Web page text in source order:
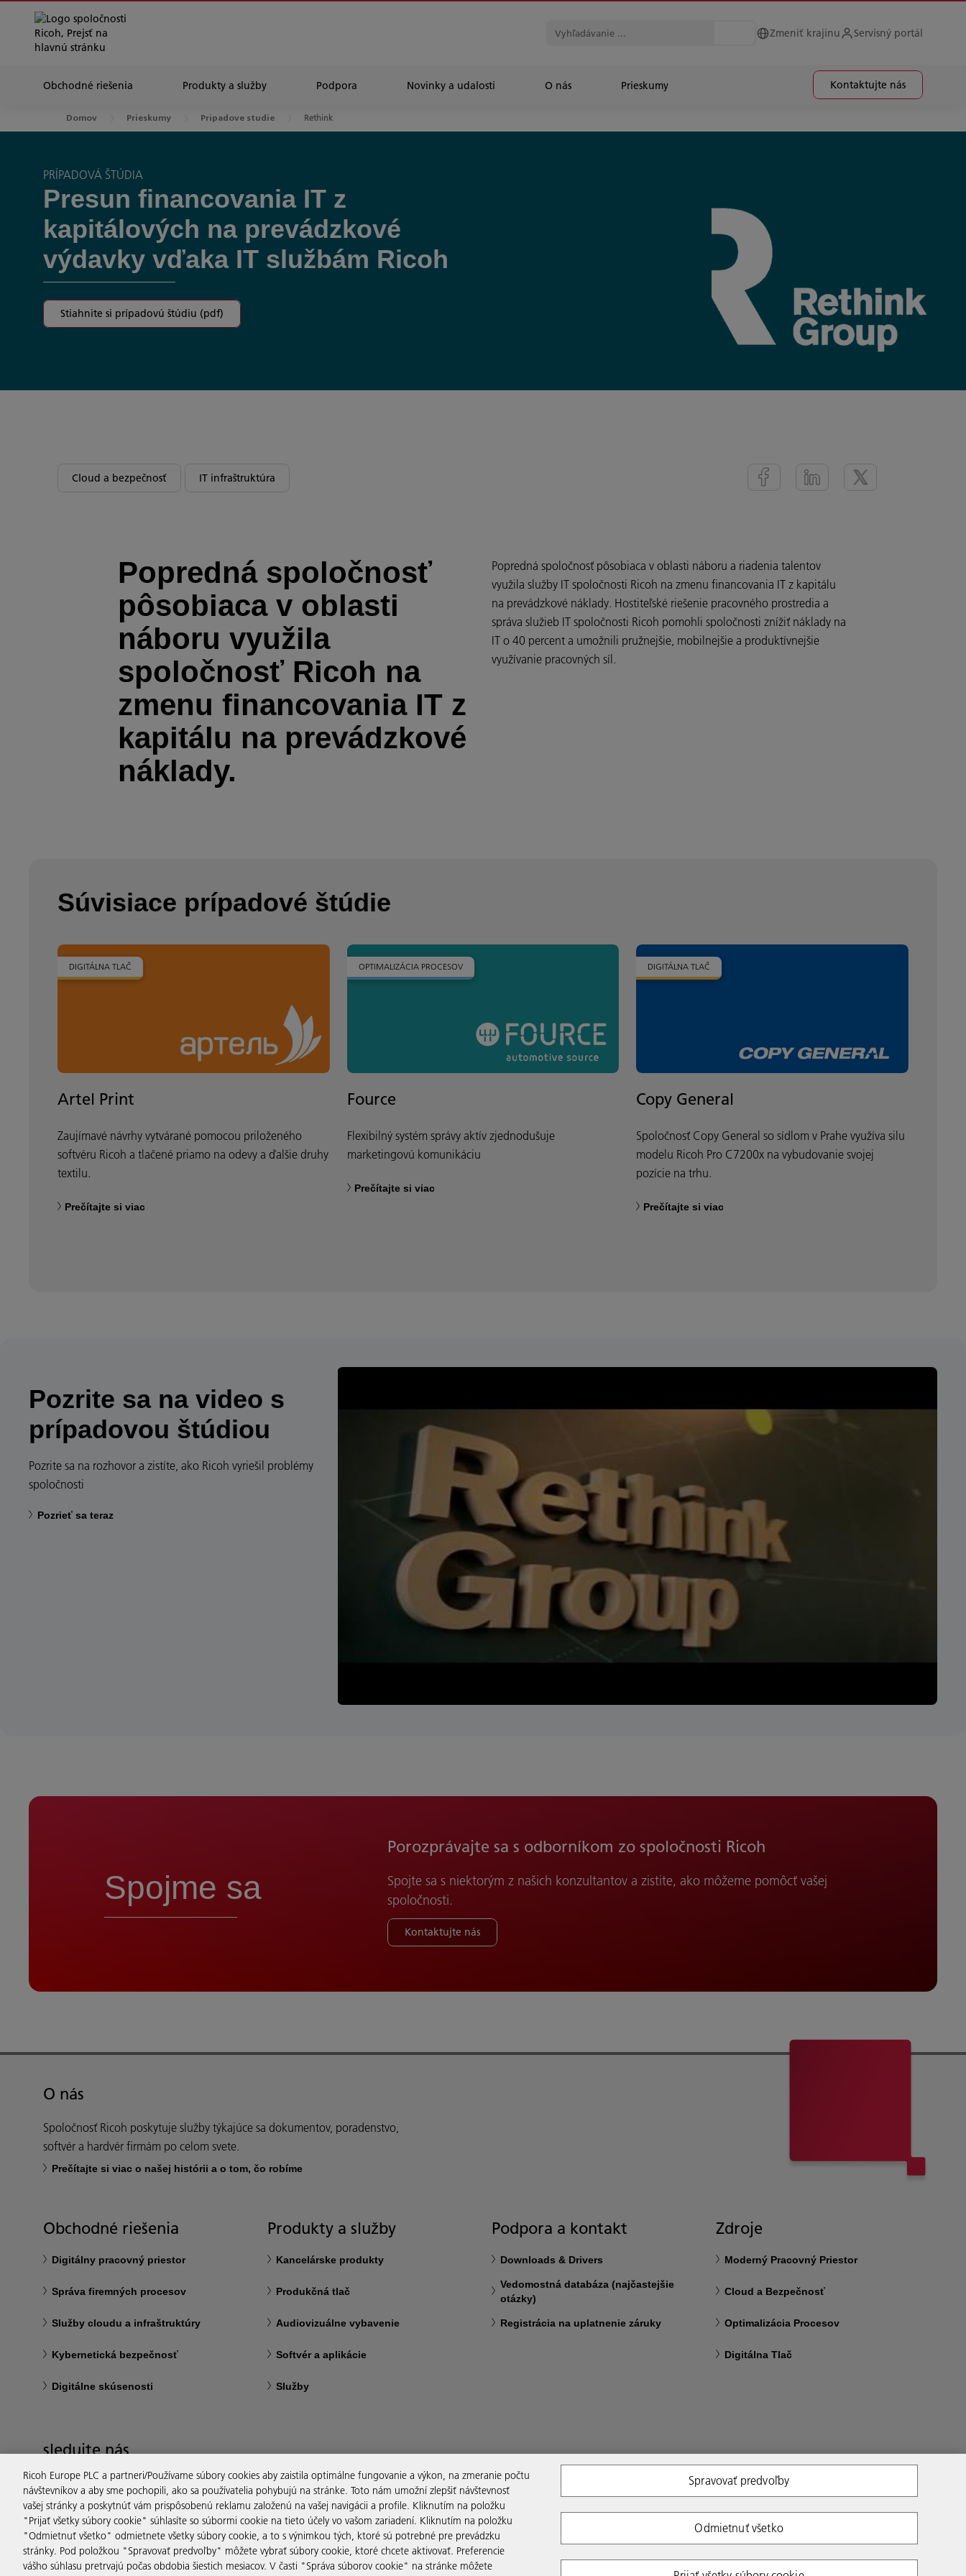
Zmeniť krajinu Servisný portál
Obchodné riešenia Produkty a služby Podpora Novinky a udalosti O nás Prieskumy Kontaktujte nás
Domov Prieskumy Pripadove studie Rethink
PRÍPADOVÁ ŠTÚDIA
Presun financovania IT z
kapitálových na prevádzkové
výdavky vďaka IT službám Ricoh
Stiahnite si prípadovú štúdiu (pdf)
Cloud a bezpečnosť IT infraštruktúra
Popredná spoločnosť
pôsobiaca v oblasti
náboru využila
spoločnosť Ricoh na
zmenu financovania IT z
kapitálu na prevádzkové
náklady.
Popredná spoločnosť pôsobiaca v oblasti náboru a riadenia talentov
využila služby IT spoločnosti Ricoh na zmenu financovania IT z kapitálu
na prevádzkové náklady. Hostiteľské riešenie pracovného prostredia a
správa služieb IT spoločnosti Ricoh pomohli spoločnosti znížiť náklady na
IT o 40 percent a umožnili pružnejšie, mobilnejšie a produktívnejšie
využívanie pracovných síl.
Súvisiace prípadové štúdie
DIGITÁLNA TLAČ
Artel Print
Zaujímavé návrhy vytvárané pomocou priloženého
softvéru Ricoh a tlačené priamo na odevy a ďalšie druhy
textilu.
Prečítajte si viac
OPTIMALIZÁCIA PROCESOV
Fource
Flexibilný systém správy aktív zjednodušuje
marketingovú komunikáciu
Prečítajte si viac
DIGITÁLNA TLAČ
Copy General
Spoločnosť Copy General so sídlom v Prahe využíva silu
modelu Ricoh Pro C7200x na vybudovanie svojej
pozície na trhu.
Prečítajte si viac
Pozrite sa na video s
prípadovou štúdiou
Pozrite sa na rozhovor a zistíte, ako Ricoh vyriešil problémy
spoločnosti
Pozrieť sa teraz
Spojme sa
Porozprávajte sa s odborníkom zo spoločnosti Ricoh
Spojte sa s niektorým z našich konzultantov a zistite, ako môžeme pomôcť vašej
spoločnosti.
Kontaktujte nás
O nás
Spoločnosť Ricoh poskytuje služby týkajúce sa dokumentov, poradenstvo,
softvér a hardvér firmám po celom svete.
Prečítajte si viac o našej histórii a o tom, čo robíme
Obchodné riešenia
Digitálny pracovný priestor
Správa firemných procesov
Služby cloudu a infraštruktúry
Kybernetická bezpečnosť
Digitálne skúsenosti
Produkty a služby
Kancelárske produkty
Produkčná tlač
Audiovizuálne vybavenie
Softvér a aplikácie
Služby
Podpora a kontakt
Downloads & Drivers
Vedomostná databáza (najčastejšie
otázky)
Registrácia na uplatnenie záruky
Zdroje
Moderný Pracovný Priestor
Cloud a Bezpečnosť
Optimalizácia Procesov
Digitálna Tlač
sledujte nás
Ricoh Europe PLC a partneri/Používame súbory cookies aby zaistila optimálne fungovanie a výkon, na zmeranie počtu
návštevníkov a aby sme pochopili, ako sa používatelia pohybujú na stránke. Toto nám umožní zlepšiť návštevnosť
vašej stránky a poskytnúť vám prispôsobenú reklamu založenú na vašej navigácii a profile. Kliknutím na položku
"Prijať všetky súbory cookie" súhlasíte so súbormi cookie na tieto účely vo vašom zariadení. Kliknutím na položku
"Odmietnuť všetko" odmietnete všetky súbory cookie, a to s výnimkou tých, ktoré sú potrebné pre prevádzku
stránky. Pod položkou "Spravovať predvoľby" môžete vybrať súbory cookie, ktoré chcete aktivovať. Preferencie
vášho súhlasu pretrvajú počas obdobia šiestich mesiacov. V časti "Správa súborov cookie" na stránke môžete
Spravovať predvoľby
Odmietnuť všetko